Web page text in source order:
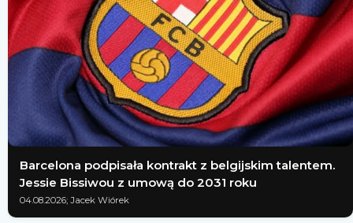
Barcelona podpisała kontrakt z belgijskim talentem.
Jessie Bissiwou z umową do 2031 roku
04.08.2026; Jacek Wiórek